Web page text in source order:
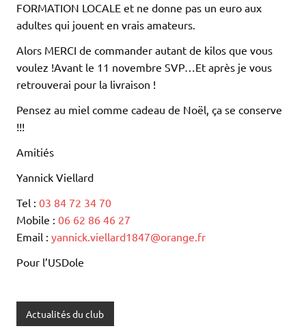
FORMATION LOCALE et ne donne pas un euro aux
adultes qui jouent en vrais amateurs.
Alors MERCI de commander autant de kilos que vous
voulez !Avant le 11 novembre SVP…Et après je vous
retrouverai pour la livraison !
Pensez au miel comme cadeau de Noël, ça se conserve
!!!
Amitiés
Yannick Viellard
Tel : 03 84 72 34 70
Mobile : 06 62 86 46 27
Email : yannick.viellard1847@orange.fr
Pour l’USDole
Actualités du club